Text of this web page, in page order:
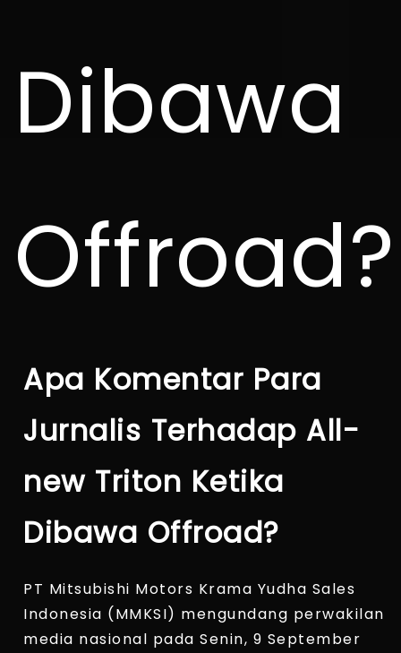
Dibawa
Offroad?
Apa Komentar Para
Jurnalis Terhadap All-
new Triton Ketika
Dibawa Offroad?
PT Mitsubishi Motors Krama Yudha Sales
Indonesia (MMKSI) mengundang perwakilan
media nasional pada Senin, 9 September